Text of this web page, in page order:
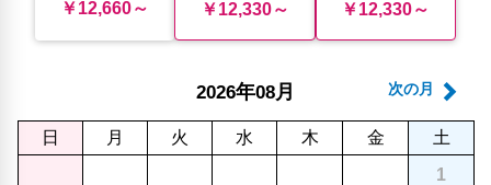
￥12,660～ ￥12,330～ ￥12,330～
次の月
2026年08月
日 月 火 水 木 金
土
1